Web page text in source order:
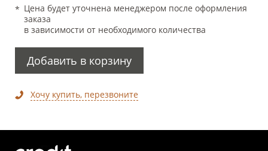
Цена будет уточнена менеджером после оформления
заказа
в зависимости от необходимого количества
Добавить в корзину
Хочу купить, перезвоните